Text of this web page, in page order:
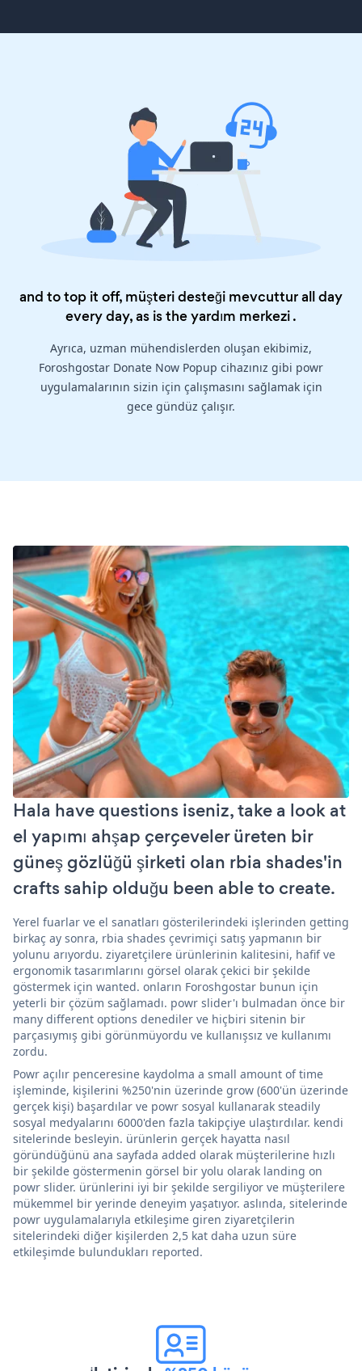
and to top it off, müşteri desteği mevcuttur all day
every day, as is theyardım merkezi.
Ayrıca, uzman mühendislerden oluşan ekibimiz,
Foroshgostar Donate Now Popup cihazınız gibi powr
uygulamalarının sizin için çalışmasını sağlamak için
gece gündüz çalışır.
Hala have questions iseniz, take a look at
el yapımı ahşap çerçeveler üreten bir
güneş gözlüğü şirketi olan rbia shades'in
crafts sahip olduğu been able to create.
Yerel fuarlar ve el sanatları gösterilerindeki işlerinden getting
birkaç ay sonra, rbia shades çevrimiçi satış yapmanın bir
yolunu arıyordu. ziyaretçilere ürünlerinin kalitesini, hafif ve
ergonomik tasarımlarını görsel olarak çekici bir şekilde
göstermek için wanted. onların Foroshgostar bunun için
yeterli bir çözüm sağlamadı. powr slider'ı bulmadan önce bir
many different options denediler ve hiçbiri sitenin bir
parçasıymış gibi görünmüyordu ve kullanışsız ve kullanımı
zordu.
Powr açılır penceresine kaydolma a small amount of time
işleminde, kişilerini %250'nin üzerinde grow (600'ün üzerinde
gerçek kişi) başardılar ve powr sosyal kullanarak steadily
sosyal medyalarını 6000'den fazla takipçiye ulaştırdılar. kendi
sitelerinde besleyin. ürünlerin gerçek hayatta nasıl
göründüğünü ana sayfada added olarak müşterilerine hızlı
bir şekilde göstermenin görsel bir yolu olarak landing on
powr slider. ürünlerini iyi bir şekilde sergiliyor ve müşterilere
mükemmel bir yerinde deneyim yaşatıyor. aslında, sitelerinde
powr uygulamalarıyla etkileşime giren ziyaretçilerin
sitelerindeki diğer kişilerden 2,5 kat daha uzun süre
etkileşimde bulundukları reported.